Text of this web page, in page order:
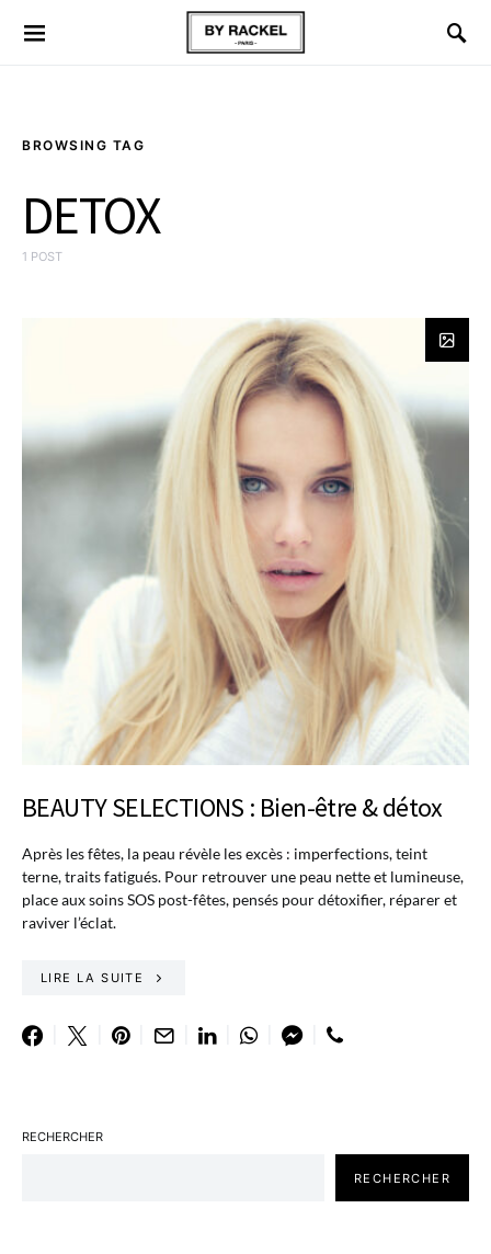
BROWSING TAG
DETOX
1 POST
BEAUTY SELECTIONS : Bien-être & détox
Après les fêtes, la peau révèle les excès : imperfections, teint
terne, traits fatigués. Pour retrouver une peau nette et lumineuse,
place aux soins SOS post-fêtes, pensés pour détoxifier, réparer et
raviver l’éclat.
LIRE LA SUITE
RECHERCHER
RECHERCHER